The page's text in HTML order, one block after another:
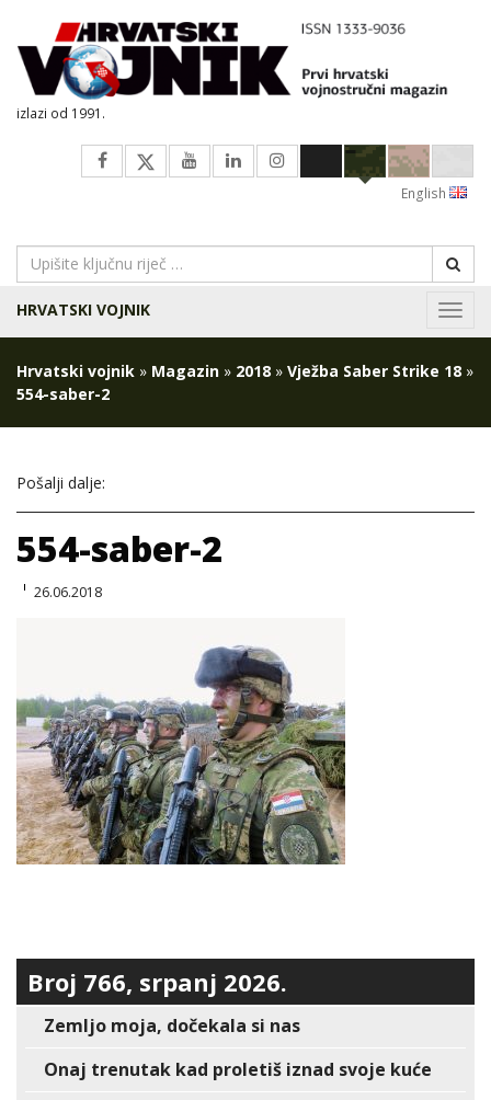
izlazi od 1991.
English
HRVATSKI VOJNIK
Hrvatski vojnik » Magazin » 2018 » Vježba Saber Strike 18 »
554-saber-2
Pošalji dalje:
554-saber-2
26.06.2018
Broj 766, srpanj 2026.
Zemljo moja, dočekala si nas
Onaj trenutak kad proletiš iznad svoje kuće